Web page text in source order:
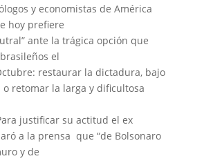
y economistas de América
hoy prefiere
ante la trágica opción que
el
restaurar la dictadura, bajo
o retomar la larga y dificultosa
justificar su actitud el ex
a la prensa que “de Bolsonaro
y de